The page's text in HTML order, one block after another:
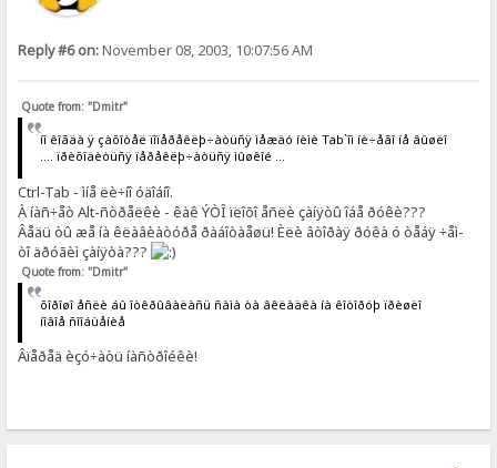
Reply #6 on:November 08, 2003, 10:07:56 AM
Quote from: "Dmitr"
íî êîãäà ÿ çàõîòåë ïîïåðåêëþ÷àòüñÿ ìåæäó íèìè Tab`îì íè÷åãî íå âûøëî
.... ïðèõîäèòüñÿ ïåðåêëþ÷àòüñÿ ìûøêîé ...
Ctrl-Tab - ìíå ëè÷íî óäîáíî.
À íàñ÷åò Alt-ñòðåëêè - êàê ÝÒÎ ïëîõî åñëè çàíÿòû îáå ðóêè???
Âåäü òû æå íà êëàâèàòóðå ðàáîòàåøü! Èëè âòîðàÿ ðóêà ó òåáÿ ÷åì-
òî äðóãèì çàíÿòà???
Quote from: "Dmitr"
õîðîøî åñëè áû îòêðûâàëàñü ñàìà òà âêëàäêà íà êîòîðóþ ïðèøëî
íîâîå ñîîáùåíèå
Âïåðåä èçó÷àòü íàñòðîéêè!